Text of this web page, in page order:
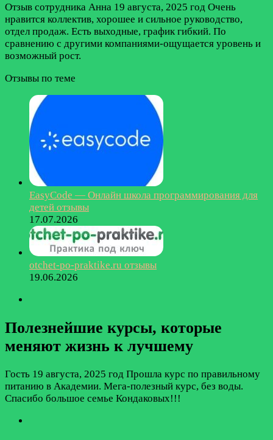
Отзыв сотрудника Анна 19 августа, 2025 год Очень
нравится коллектив, хорошее и сильное руководство,
отдел продаж. Есть выходные, график гибкий. По
сравнению с другими компаниями-ощущается уровень и
возможный рост.
Отзывы по теме
EasyCode — Онлайн школа программирования для
детей отзывы
17.07.2026
otchet-po-praktike.ru отзывы
19.06.2026
Полезнейшие курсы, которые
меняют жизнь к лучшему
Гость 19 августа, 2025 год Прошла курс по правильному
питанию в Академии. Мега-полезный курс, без воды.
Спасибо большое семье Кондаковых!!!